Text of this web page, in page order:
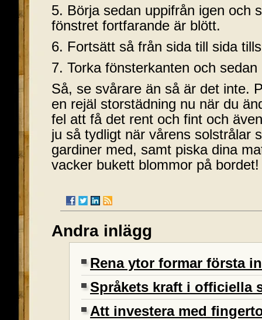
5. Börja sedan uppifrån igen och
fönstret fortfarande är blött.
6. Fortsätt så från sida till sida
7. Torka fönsterkanten och
Så, se svårare än så är det inte.
en rejäl storstädning nu när du
fel att få det rent och fint och
ju så tydligt när vårens solstrålar
gardiner med, samt piska dina
vacker bukett blommor på bordet!
Andra inlägg
Rena ytor formar första
Språkets kraft i officiella
Att investera med